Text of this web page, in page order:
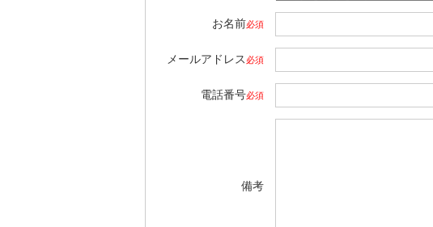
お名前必須
メールアドレス 必須
電話番号必須
備考